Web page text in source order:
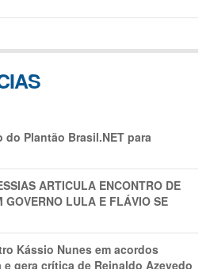
Plantão Brasil.NET para
ARTICULA ENCONTRO DE
GOVERNO LULA E FLÁVIO SE
Kássio Nunes em acordos
gera crítica de Reinaldo Azevedo